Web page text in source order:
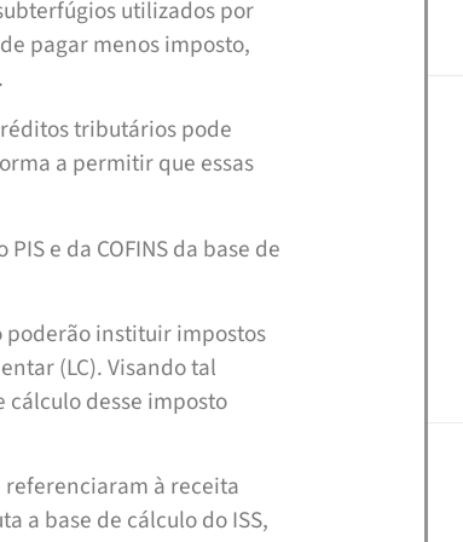
utilizados por
pagar menos imposto,
tributários pode
a permitir que essas
e da COFINS da base de
poderão instituir impostos
(LC). Visando tal
cálculo desse imposto
à receita
a base de cálculo do ISS,